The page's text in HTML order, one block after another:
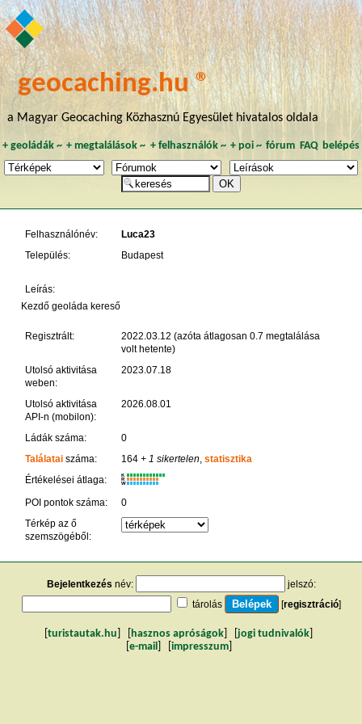
geocaching.hu ®
a Magyar Geocaching Közhasznú Egyesület hivatalos oldala
+ geoládák~ +megtalálások ~ + felhasználók~ + poi~ fórum FAQ belépés
Felhasználónév:
Luca23
Település:
Budapest
Leírás:
Kezdő geoláda kereső
Regisztrált:
2022.03.12 (azóta átlagosan 0.7 megtalálása
volt hetente)
Utolsó aktivitása
weben:
2023.07.18
Utolsó aktivitása
API-n (mobilon):
2026.08.01
Ládák száma:
0
Találataiszáma: 164+ 1 sikertelen statisztika
Értékelései átlaga:
K
R
W
POI pontok száma:
0
Térkép az ő
szemszögéből:
Bejelentkezés név:
jelszó:
tárolás
[regisztráció]
turistautak.hu hasznos apróságok jogi tudnivalók
e-mail impresszum]